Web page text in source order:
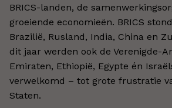
BRICS-landen, de
groeiende economieën. BRICS
Brazilië, Rusland, India, China en
dit jaar werden ook de Verenigde-
Emiraten, Ethiopië, Egypte én
verwelkomd – tot grote frustratie
Staten.